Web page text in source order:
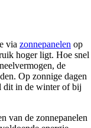
via zonnepanelen op
hoger ligt. Hoe snel
de
Op zonnige dagen
dit in de winter of bij
van de zonnepanelen